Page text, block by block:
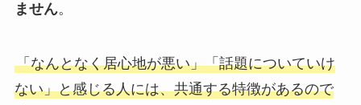
ません。
「なんとなく居心地が悪い」「話題についていけ
ない」と感じる人には、共通する特徴があるので